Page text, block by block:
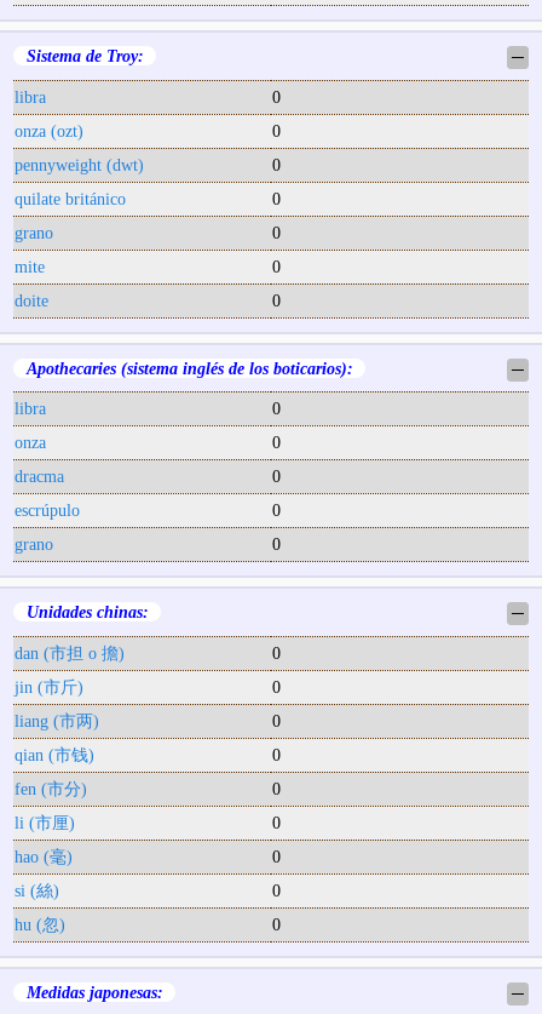
Sistema de Troy: ─
libra
0
onza (ozt)
0
pennyweight (dwt)
0
quilate británico
0
grano
0
mite
0
doite
0
Apothecaries (sistema inglés de los boticarios): ─
libra
0
onza
0
dracma
0
escrúpulo
0
grano
0
Unidades chinas: ─
dan (市担 o 擔)
0
jin (市斤)
0
liang (市两)
0
qian (市钱)
0
fen (市分)
0
li (市厘)
0
hao (毫)
0
si (絲)
0
hu (忽)
0
Medidas japonesas: ─